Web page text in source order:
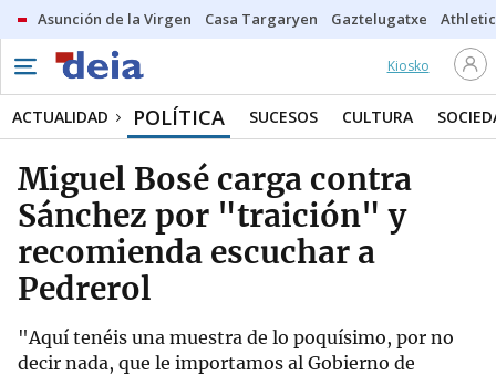
Asunción de la Virgen Casa Targaryen Gaztelugatxe Athletic
Kiosko
ACTUALIDAD POLÍTICA SUCESOS CULTURA
Miguel Bosé carga contra
Sánchez por "traición" y
recomienda escuchar a
Pedrerol
"Aquí tenéis una muestra de lo poquísimo, por no
decir nada, que le importamos al Gobierno de